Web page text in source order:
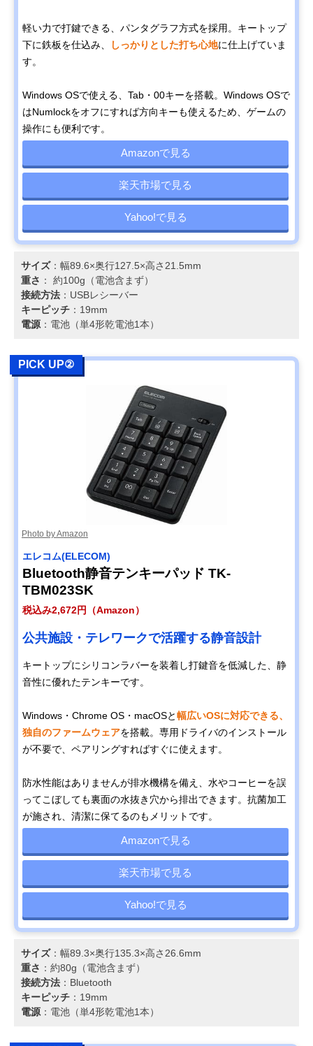
軽い力で打鍵できる、パンタグラフ方式を採用。キートップ
下に鉄板を仕込み、
しっかりとした打ち心地に仕上げていま
す。
Windows OSで使える、Tab・00キーを搭載。Windows OSで
はNumlockをオフにすれば方向キーも使えるため、ゲームの
操作にも便利です。
Amazonで見る
楽天市場で見る
Yahoo!で見る
サイズ：幅89.6×奥行127.5×高さ21.5mm
重さ ： 約100g（電池含まず）
接続方法 ：USBレシーバー
キーピッチ ：19mm
電源 ：電池（単4形乾電池1本）
PICK UP②
Photo by Amazon
エレコム(ELECOM)
Bluetooth静音テンキーパッド TK-
TBM023SK
税込み2,672円（Amazon）
公共施設・テレワークで活躍する静音設計
キートップにシリコンラバーを装着し打鍵音を低減した、静
音性に優れたテンキーです。
Windows・Chrome OS・macOSと幅広いOSに対応できる、
独自のファームウェアを搭載。専用ドライバのインストール
が不要で、ペアリングすればすぐに使えます。
防水性能はありませんが排水機構を備え、水やコーヒーを誤
ってこぼしても裏面の水抜き穴から排出できます。抗菌加工
が施され、清潔に保てるのもメリットです。
Amazonで見る
楽天市場で見る
Yahoo!で見る
サイズ：幅89.3×奥行135.3×高さ26.6mm
重さ ：約80g（電池含まず）
接続方法 ：Bluetooth
キーピッチ ：19mm
電源 ：電池（単4形乾電池1本）